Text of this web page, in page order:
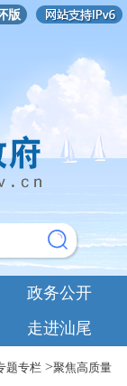
版
政务公开
走进汕尾
题专栏>聚焦高质量